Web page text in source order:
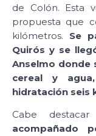
de Colón. Esta
propuesta que
kilómetros. Se
Quirós y se
Anselmo donde
cereal y
hidratación seis
Cabe
acompañado